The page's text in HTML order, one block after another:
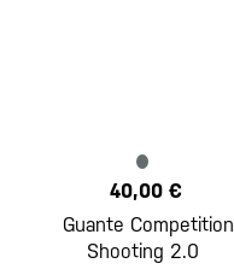
40,00 €
Guante Competition
Shooting 2.0